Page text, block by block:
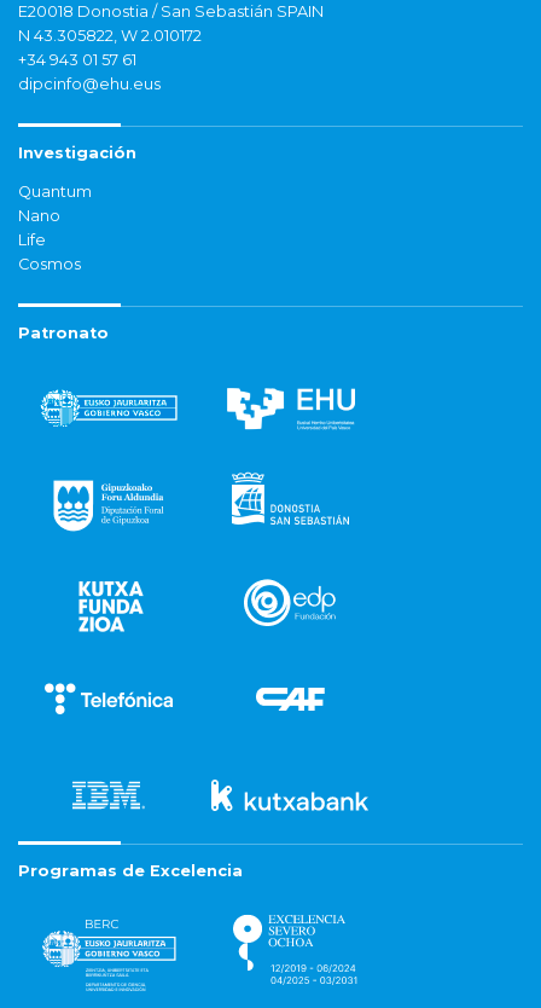
E20018 Donostia / San Sebastián SPAIN
N 43.305822, W 2.010172
+34 943 01 57 61
dipcinfo@ehu.eus
Investigación
Quantum
Nano
Life
Cosmos
Patronato
Programas de Excelencia